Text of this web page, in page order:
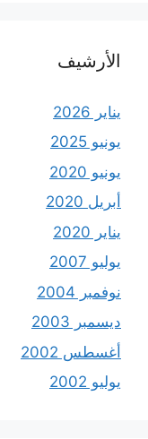
الأرشيف
يناير 2026
يونيو 2025
يونيو 2020
أبريل 2020
يناير 2020
يوليو 2007
نوفمبر 2004
ديسمبر 2003
أغسطس 2002
يوليو 2002